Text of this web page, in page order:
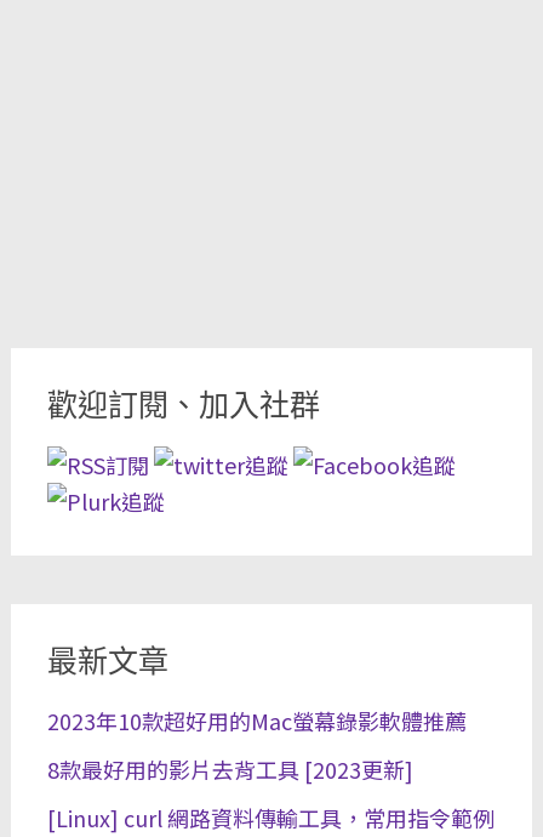
歡迎訂閱、加入社群
最新文章
2023年10款超好用的Mac螢幕錄影軟體推薦
8款最好用的影片去背工具 [2023更新]
[Linux] curl 網路資料傳輸工具，常用指令範例